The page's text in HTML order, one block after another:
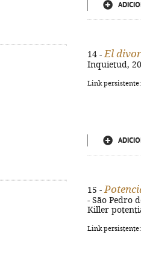
14 - El
Inquietud,
Link
15 -
- São Pedro
Killer
Link